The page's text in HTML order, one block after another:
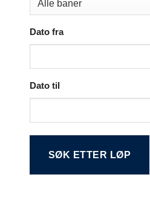
Dato fra
Dato til